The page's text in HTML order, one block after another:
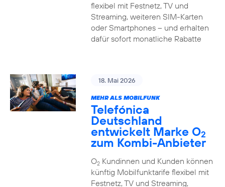
flexibel mit Festnetz, TV und
Streaming, weiteren SIM-Karten
oder Smartphones – und erhalten
dafür sofort monatliche Rabatte
18. Mai 2026
MEHR ALS MOBILFUNK
Telefónica
Deutschland
entwickelt Marke O2
zum Kombi-Anbieter
O2Kundinnen und Kunden können
künftig Mobilfunktarife flexibel mit
Festnetz, TV und Streaming,